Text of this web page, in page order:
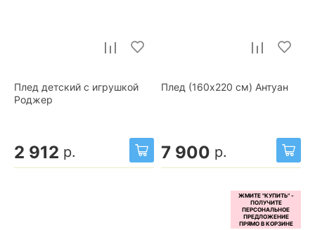
Плед детский с игрушкой
Роджер
2 912 р.
Плед (160x220 см) Антуан
7 900 р.